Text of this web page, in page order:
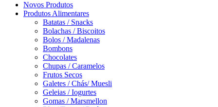
Novos Produtos
Produtos Alimentares
Batatas / Snacks
Bolachas / Biscoitos
Bolos / Madalenas
Bombons
Chocolates
Chupas / Caramelos
Frutos Secos
Galetes / Chás/ Muesli
Geleias / Iogurtes
Gomas / Marsmellon